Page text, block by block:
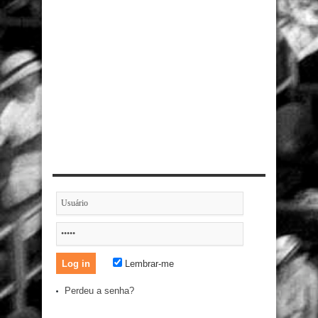
Lembrar-me
Perdeu a senha?